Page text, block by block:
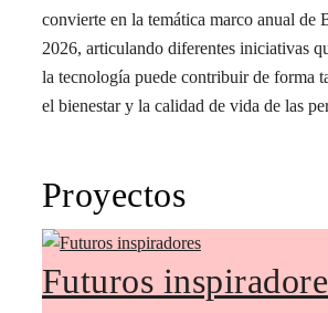
convierte en la temática marco anual de
2026, articulando diferentes iniciativas
la tecnología puede contribuir de forma
el bienestar y la calidad de vida de las
Proyectos
Futuros